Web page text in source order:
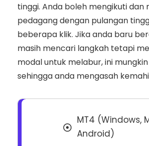
tinggi. Anda boleh mengikuti dan
pedagang dengan pulangan
beberapa klik. Jika anda baru
masih mencari langkah tetapi
modal untuk melabur, ini
sehingga anda mengasah
MT4 (Windows,
Android)